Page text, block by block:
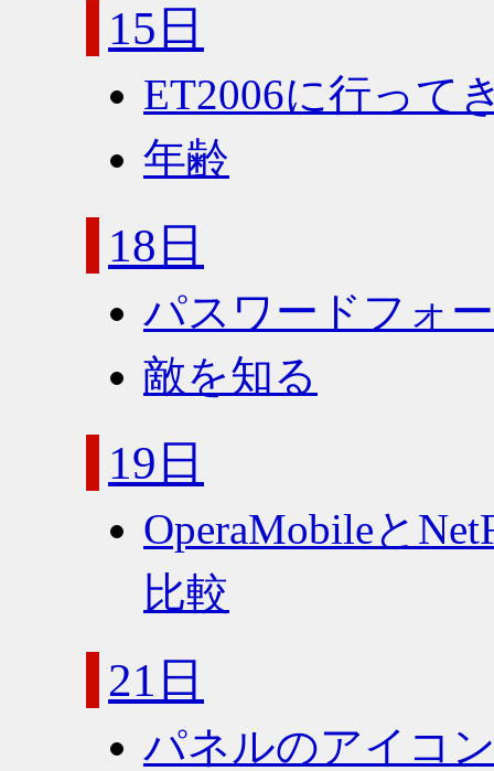
15日
ET2006に行って
年齢
18日
パスワードフォ
敵を知る
19日
OperaMobileと
比較
21日
パネルのアイコ